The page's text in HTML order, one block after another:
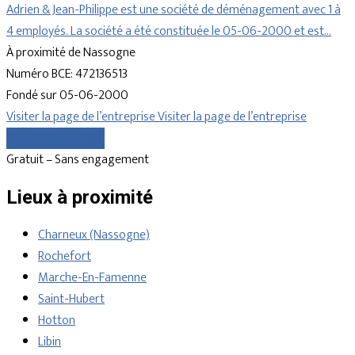
Adrien & Jean-Philippe est une société de déménagement avec 1 à
4 employés. La société a été constituée le 05-06-2000 et est…
À proximité de Nassogne
Numéro BCE: 472136513
Fondé sur 05-06-2000
Visiter la page de l’entrepriseVisiter la page de l’entreprise
Gratuit – Sans engagement
Lieux à proximité
Charneux (Nassogne)
Rochefort
Marche-En-Famenne
Saint-Hubert
Hotton
Libin